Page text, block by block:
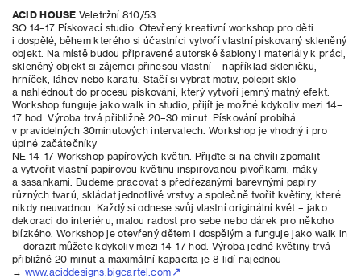
ACID HOUSE Veletržní 810/53
SO 14–17 Pískovací studio. Otevřený kreativní workshop pro děti
i dospělé, během kterého si účastníci vytvoří vlastní pískovaný skleněný
objekt. Na místě budou připravené autorské šablony i materiály k práci,
skleněný objekt si zájemci přinesou vlastní – například skleničku,
hrníček, láhev nebo karafu. Stačí si vybrat motiv, polepit sklo
a nahlédnout do procesu pískování, který vytvoří jemný matný efekt.
Workshop funguje jako walk in studio, přijít je možné kdykoliv mezi 14–
17 hod. Výroba trvá přibližně 20–30 minut. Pískování probíhá
v pravidelných 30minutových intervalech. Workshop je vhodný i pro
úplné začátečníky
NE 14–17 Workshop papírových květin. Přijďte si na chvíli zpomalit
a vytvořit vlastní papírovou květinu inspirovanou pivoňkami, máky
a sasankami. Budeme pracovat s předřezanými barevnými papíry
různých tvarů, skládat jednotlivé vrstvy a společně tvořit květiny, které
nikdy neuvadnou. Každý si odnese svůj vlastní originální květ – jako
dekoraci do interiéru, malou radost pro sebe nebo dárek pro někoho
blízkého. Workshop je otevřený dětem i dospělým a funguje jako walk in
— dorazit můžete kdykoliv mezi 14–17 hod. Výroba jedné květiny trvá
přibližně 20 minut a maximální kapacita je 8 lidí najednou
→ www.aciddesigns.bigcartel.com